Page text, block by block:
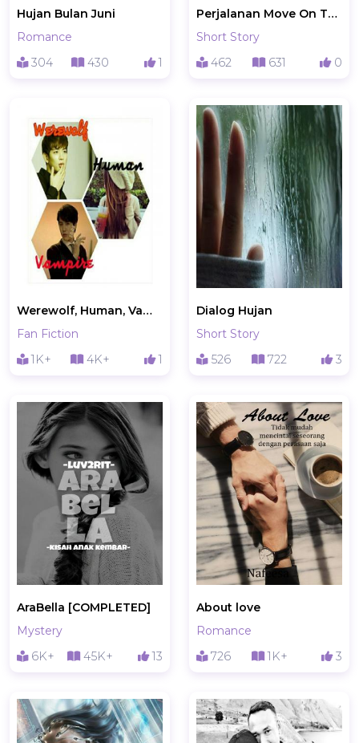
Hujan Bulan Juni
Romance
304
430 1
Perjalanan Move On Tata
Short Story
462
631 0
Werewolf, Human, Vampire
Fan Fiction
1K+
4K+ 1
Dialog Hujan
Short Story
526
722 3
AraBella [COMPLETED]
Mystery
6K+
45K+ 13
About love
Romance
726
1K+ 3